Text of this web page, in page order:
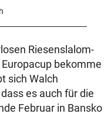
Riesenslalom-
bekomme
sich Walch
es auch für die
Februar in Bansko